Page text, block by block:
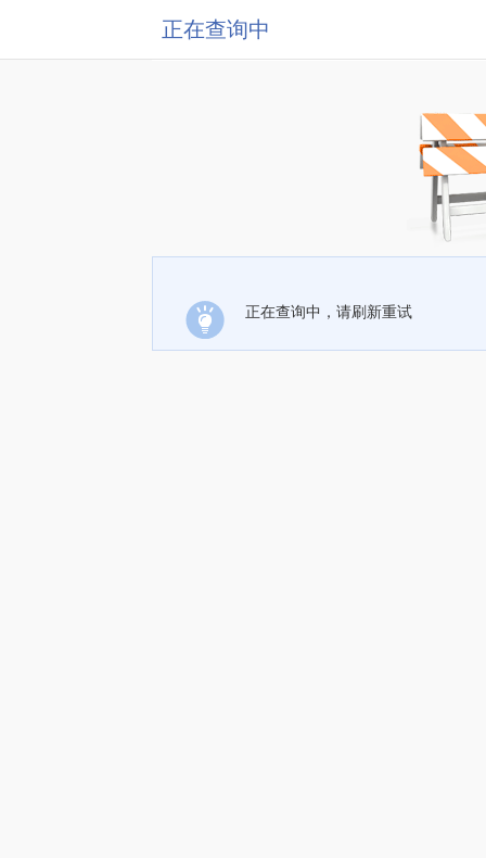
正在查询中
正在查询中，请刷新重试